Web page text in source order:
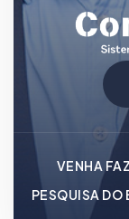
VENHA
PESQUISA DO